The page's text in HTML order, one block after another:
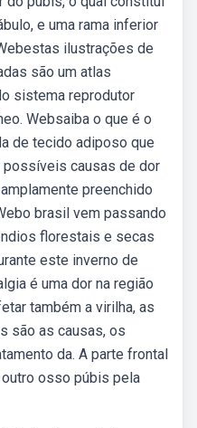
e uma rama inferior
ilustrações de
são um atlas
sistema reprodutor
Websaiba o que é o
de tecido adiposo que
causas de dor
preenchido
brasil vem passando
florestais e secas
este inverno de
é uma dor na região
também a virilha, as
são as causas, os
da. A parte frontal
osso púbis pela